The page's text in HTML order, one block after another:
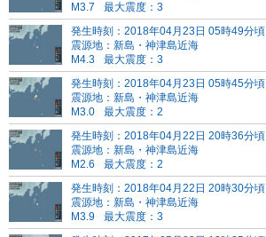
M3.7
最大震度：3
発生時刻：2018年04月23日 05時49分頃
震源地：新島・神津島近海
M4.3
最大震度：3
発生時刻：2018年04月23日 05時45分頃
震源地：新島・神津島近海
M3.0
最大震度：2
発生時刻：2018年04月22日 20時36分頃
震源地：新島・神津島近海
M2.6
最大震度：2
発生時刻：2018年04月22日 20時30分頃
震源地：新島・神津島近海
M3.9
最大震度：3